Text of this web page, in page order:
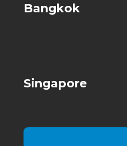
Bangkok
Singapore